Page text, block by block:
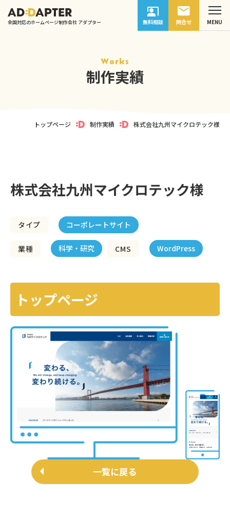
全国対応のホームページ制作会社 アダプター 無料相談 問合せ
Works
制作実績
トップページ 制作実績 株式会社九州マイクロテック様
株式会社九州マイクロテック様
タイプ コーポレートサイト
業種 科学・研究 CMS WordPress
トップページ
一覧に戻る